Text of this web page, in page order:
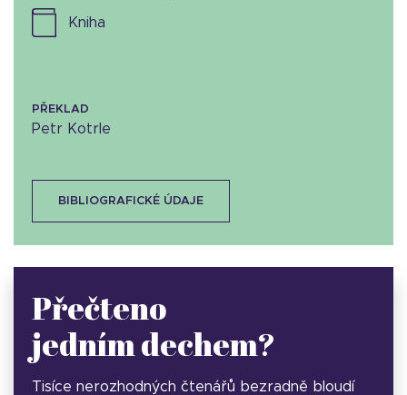
kniha
PŘEKLAD
Petr Kotrle
BIBLIOGRAFICKÉ ÚDAJE
Přečteno
jedním dechem?
Tisíce nerozhodných čtenářů bezradně bloudí